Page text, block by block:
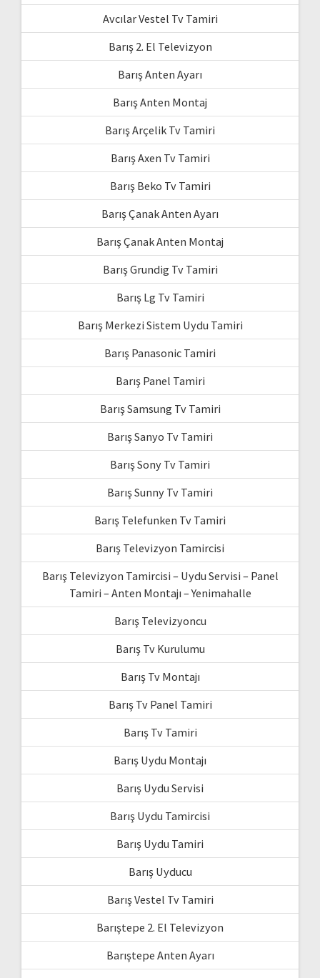
Avcılar Vestel Tv Tamiri
Barış 2. El Televizyon
Barış Anten Ayarı
Barış Anten Montaj
Barış Arçelik Tv Tamiri
Barış Axen Tv Tamiri
Barış Beko Tv Tamiri
Barış Çanak Anten Ayarı
Barış Çanak Anten Montaj
Barış Grundig Tv Tamiri
Barış Lg Tv Tamiri
Barış Merkezi Sistem Uydu Tamiri
Barış Panasonic Tamiri
Barış Panel Tamiri
Barış Samsung Tv Tamiri
Barış Sanyo Tv Tamiri
Barış Sony Tv Tamiri
Barış Sunny Tv Tamiri
Barış Telefunken Tv Tamiri
Barış Televizyon Tamircisi
Barış Televizyon Tamircisi – Uydu Servisi – Panel
Tamiri – Anten Montajı – Yenimahalle
Barış Televizyoncu
Barış Tv Kurulumu
Barış Tv Montajı
Barış Tv Panel Tamiri
Barış Tv Tamiri
Barış Uydu Montajı
Barış Uydu Servisi
Barış Uydu Tamircisi
Barış Uydu Tamiri
Barış Uyducu
Barış Vestel Tv Tamiri
Barıştepe 2. El Televizyon
Barıştepe Anten Ayarı